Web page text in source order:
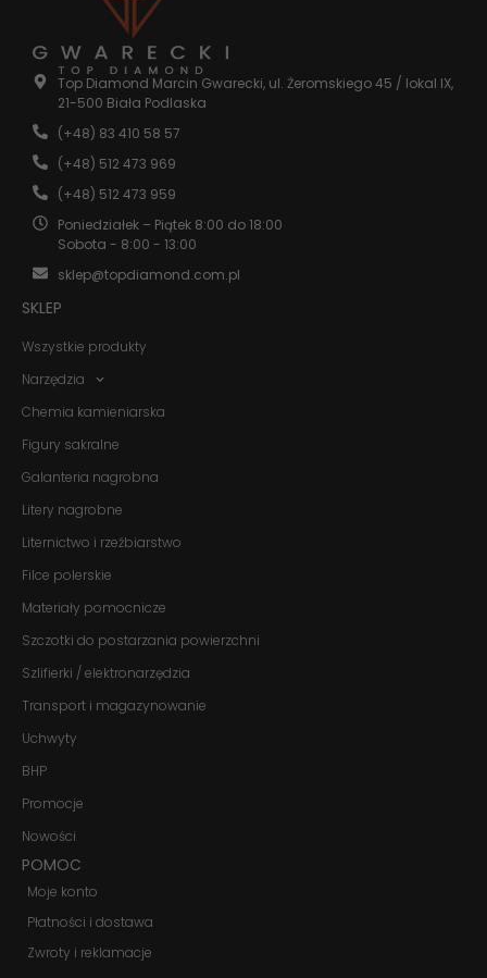
Top Diamond Marcin Gwarecki, ul. Żeromskiego 45 / lokal IX,
21-500 Biała Podlaska
(+48) 83 410 58 57
(+48) 512 473 969
(+48) 512 473 959
Poniedziałek – Piątek 8:00 do 18:00
Sobota - 8:00 - 13:00
sklep@topdiamond.com.pl
SKLEP
Wszystkie produkty
Narzędzia
Chemia kamieniarska
Figury sakralne
Galanteria nagrobna
Litery nagrobne
Liternictwo i rzeźbiarstwo
Filce polerskie
Materiały pomocnicze
Szczotki do postarzania powierzchni
Szlifierki / elektronarzędzia
Transport i magazynowanie
Uchwyty
BHP
Promocje
Nowości
POMOC
Moje konto
Płatności i dostawa
Zwroty i reklamacje